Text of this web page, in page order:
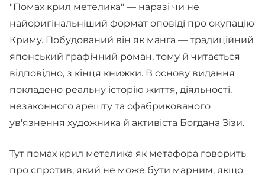
"Помах крил метелика" — наразі чи не
найоригінальніший формат оповіді про окупацію
Криму. Побудований він як манґа — традиційний
японський графічний роман, тому й читається
відповідно, з кінця книжки. В основу видання
покладено реальну історію життя, діяльності,
незаконного арешту та сфабрикованого
ув'язнення художника й активіста Богдана Зізи.
Тут помах крил метелика як метафора говорить
про спротив, який не може бути марним, якщо